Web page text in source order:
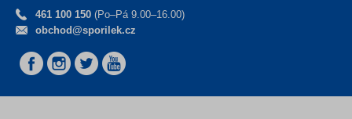
461 100 150 (Po–Pá 9.00–16.00)
obchod@sporilek.cz